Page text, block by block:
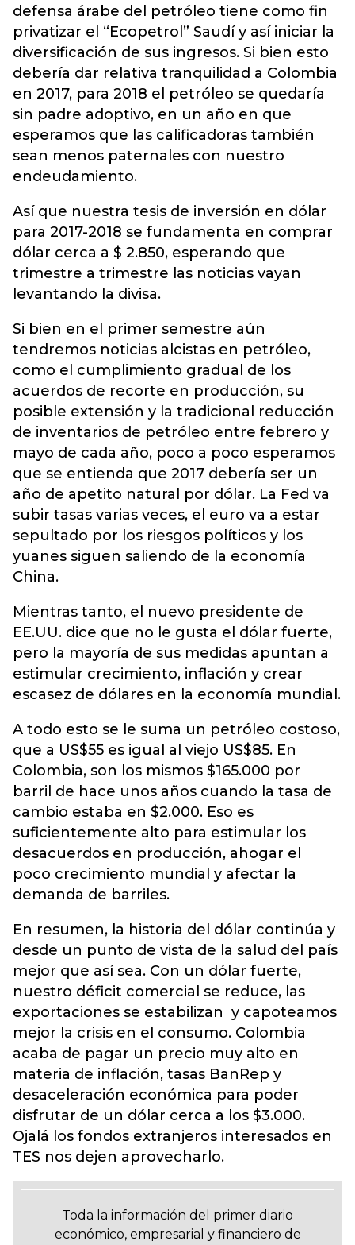
defensa árabe del petróleo tiene como fin
privatizar el “Ecopetrol” Saudí y así iniciar la
diversificación de sus ingresos. Si bien esto
debería dar relativa tranquilidad a Colombia
en 2017, para 2018 el petróleo se quedaría
sin padre adoptivo, en un año en que
esperamos que las calificadoras también
sean menos paternales con nuestro
endeudamiento.
Así que nuestra tesis de inversión en dólar
para 2017-2018 se fundamenta en comprar
dólar cerca a $ 2.850, esperando que
trimestre a trimestre las noticias vayan
levantando la divisa.
Si bien en el primer semestre aún
tendremos noticias alcistas en petróleo,
como el cumplimiento gradual de los
acuerdos de recorte en producción, su
posible extensión y la tradicional reducción
de inventarios de petróleo entre febrero y
mayo de cada año, poco a poco esperamos
que se entienda que 2017 debería ser un
año de apetito natural por dólar. La Fed va
subir tasas varias veces, el euro va a estar
sepultado por los riesgos políticos y los
yuanes siguen saliendo de la economía
China.
Mientras tanto, el nuevo presidente de
EE.UU. dice que no le gusta el dólar fuerte,
pero la mayoría de sus medidas apuntan a
estimular crecimiento, inflación y crear
escasez de dólares en la economía mundial.
A todo esto se le suma un petróleo costoso,
que a US$55 es igual al viejo US$85. En
Colombia, son los mismos $165.000 por
barril de hace unos años cuando la tasa de
cambio estaba en $2.000. Eso es
suficientemente alto para estimular los
desacuerdos en producción, ahogar el
poco crecimiento mundial y afectar la
demanda de barriles.
En resumen, la historia del dólar continúa y
desde un punto de vista de la salud del país
mejor que así sea. Con un dólar fuerte,
nuestro déficit comercial se reduce, las
exportaciones se estabilizan y capoteamos
mejor la crisis en el consumo. Colombia
acaba de pagar un precio muy alto en
materia de inflación, tasas BanRep y
desaceleración económica para poder
disfrutar de un dólar cerca a los $3.000.
Ojalá los fondos extranjeros interesados en
TES nos dejen aprovecharlo.
Toda la información del primer diario
económico, empresarial y financiero de